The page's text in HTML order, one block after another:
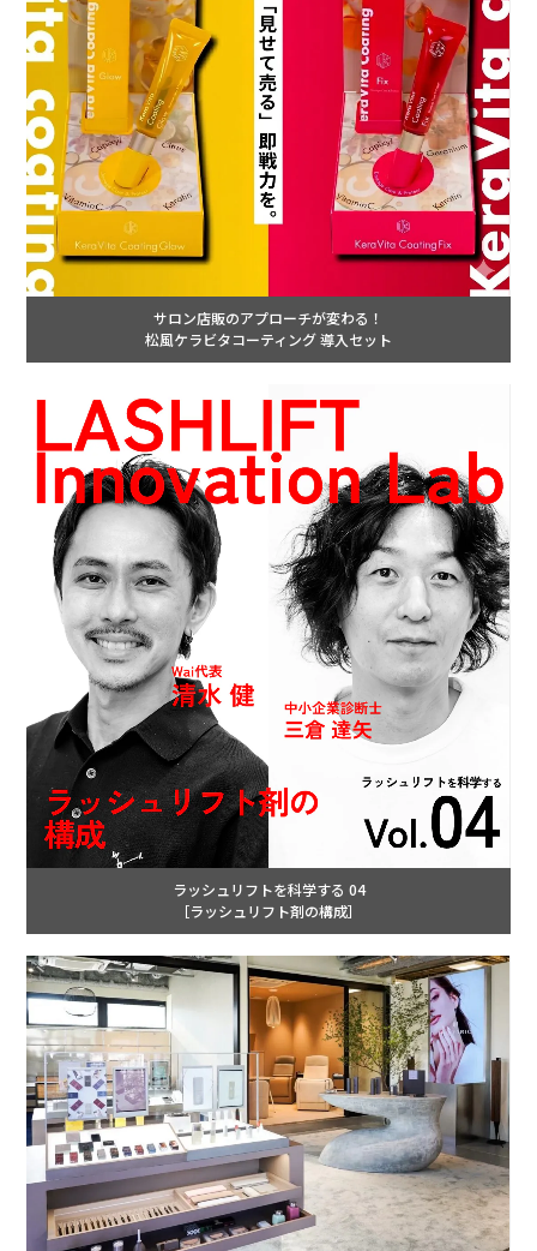
サロン店販のアプローチが変わる！
松風ケラビタコーティング 導入セット
ラッシュリフトを科学する 04
［ラッシュリフト剤の構成］